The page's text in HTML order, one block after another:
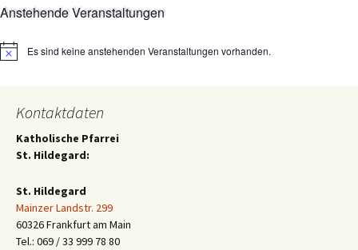
Anstehende Veranstaltungen
HinweisEs sind keine anstehenden Veranstaltungen vorhanden.
Kontaktdaten
Katholische Pfarrei
St. Hildegard:
St. Hildegard
Mainzer Landstr. 299
60326 Frankfurt am Main
Tel.: 069 / 33 999 78 80